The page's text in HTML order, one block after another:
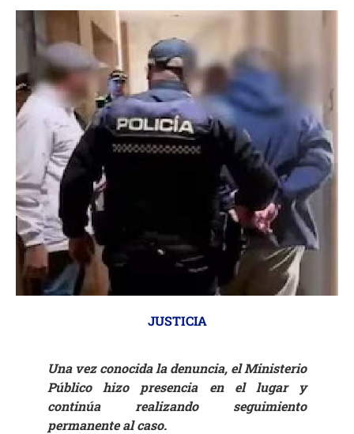
JUSTICIA
Una vez conocida la denuncia, el Ministerio
Público hizo presencia en el lugar y
continúa realizando seguimiento
permanente al caso.